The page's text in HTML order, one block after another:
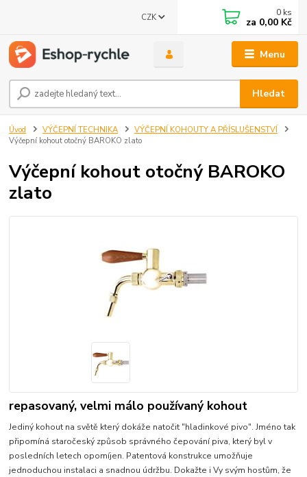
Menu
CZK
Hledat
0 ks
za 0,00 Kč
Úvod VÝČEPNÍ TECHNIKA
VÝČEPNÍ KOHOUTY A PŘÍSLUŠENSTVÍ
Výčepní kohout otočný BAROKO zlato
Výčepní kohout otočný BAROKO
zlato
repasovaný, velmi málo používaný kohout
Jediný kohout na světě který dokáže natočit "hladinkové pivo". Jméno tak
připomíná staročeský způsob správného čepování piva, který byl v
posledních letech opomíjen. Patentová konstrukce umožňuje
jednoduchou instalaci a snadnou údržbu. Dokažte i Vy svým hostům, že